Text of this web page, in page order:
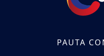
PAUTA